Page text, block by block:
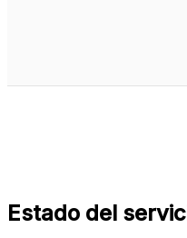
Estado del